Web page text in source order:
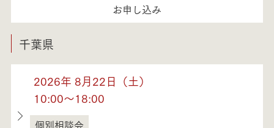
お申し込み
千葉県
2026年 8月22日（土）
10:00～18:00
個別相談会